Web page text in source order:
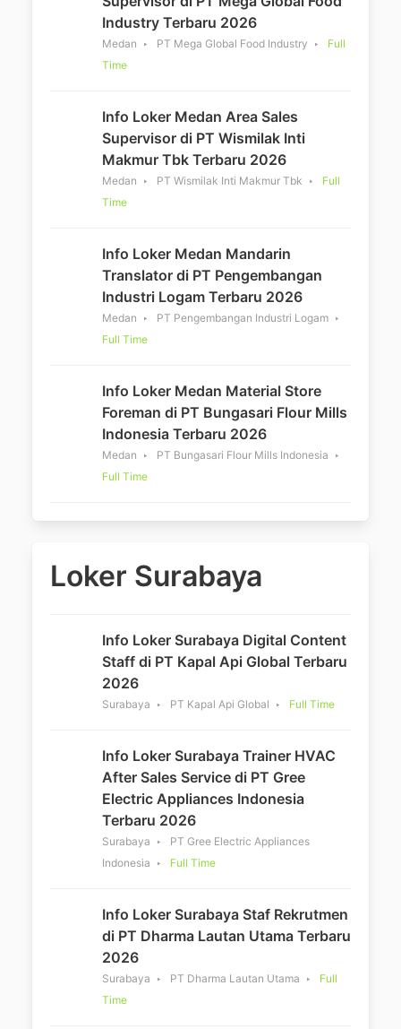
Industry Terbaru 2026
Medan PT Mega Global Food Industry
Full
Time
Info Loker Medan Area Sales
Supervisor di PT Wismilak Inti
Makmur Tbk Terbaru 2026
Medan PT Wismilak Inti Makmur Tbk
Full
Time
Info Loker Medan Mandarin
Translator di PT Pengembangan
Industri Logam Terbaru 2026
Medan
PT Pengembangan Industri Logam
Full Time
Info Loker Medan Material Store
Foreman di PT Bungasari Flour Mills
Indonesia Terbaru 2026
Medan
PT Bungasari Flour Mills Indonesia
Full Time
Loker Surabaya
Info Loker Surabaya Digital Content
Staff di PT Kapal Api Global Terbaru
2026
Surabaya PT Kapal Api Global Full Time
Info Loker Surabaya Trainer HVAC
After Sales Service di PT Gree
Electric Appliances Indonesia
Terbaru 2026
Surabaya
PT Gree Electric Appliances
Indonesia
Full Time
Info Loker Surabaya Staf Rekrutmen
di PT Dharma Lautan Utama Terbaru
2026
Surabaya PT Dharma Lautan Utama
Full
Time